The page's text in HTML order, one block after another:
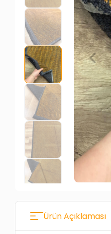
Ürün Açıklaması